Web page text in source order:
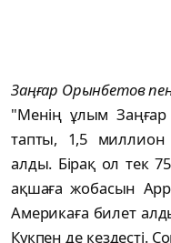
Заңғар Орынбетов
"Менің ұлым
тапты, 1,5 миллион
алды. Бірақ ол тек
ақшаға жобасын
Америкаға билет
Кукпен де кездесті.